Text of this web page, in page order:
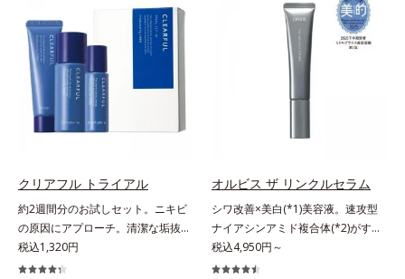
クリアフル トライアル
約2週間分のお試しセット。ニキビ
の原因にアプローチ。清潔な垢抜け
肌(*1)へ。「ニキビをくり返してし
まう」「毛穴目立ちが気になる」
税込1,320円
オルビス ザ リンクルセラム
シワ改善×美白(*1)美容液。速攻型
ナイアシンアミド複合体(*2)がすば
やく浸透(*3)。ピンと、パッと。大
人の肌にハリ感を。シワ改善×美白
税込4,950円～